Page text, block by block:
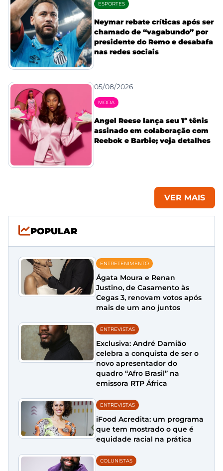
ESPORTES
Neymar rebate críticas após ser
chamado de “vagabundo” por
presidente do Remo e desabafa
nas redes sociais
05/08/2026
MODA
Angel Reese lança seu 1º tênis
assinado em colaboração com
Reebok e Barbie; veja detalhes
VER MAIS
POPULAR
ENTRETENIMENTO
Ágata Moura e Renan
Justino, de Casamento às
Cegas 3, renovam votos após
mais de um ano juntos
ENTREVISTAS
Exclusiva: André Damião
celebra a conquista de ser o
novo apresentador do
quadro “Afro Brasil” na
emissora RTP África
ENTREVISTAS
iFood Acredita: um programa
que tem mostrado o que é
equidade racial na prática
COLUNISTAS